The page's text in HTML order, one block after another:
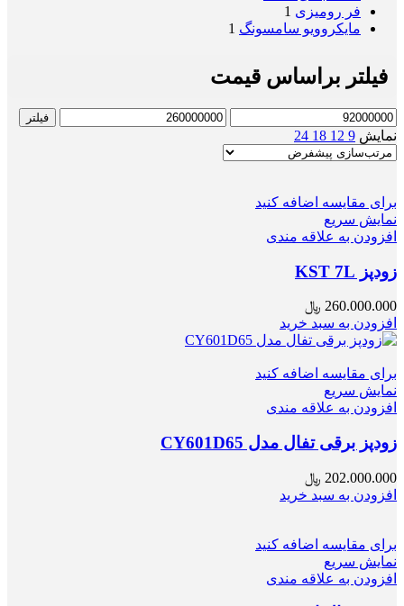
فر رومیزی 1
مایکروویو سامسونگ 1
فیلتر براساس قیمت
حداقل
قیمت
حداکثر
فیلتر
نمایش 9
12
18
24
برای مقایسه اضافه کنید
نمایش سریع
افزودن به علاقه مندی
زودپز KST 7L
260.000.000 ﷼
افزودن به سبد خرید
برای مقایسه اضافه کنید
نمایش سریع
افزودن به علاقه مندی
زودپز برقی تفال مدل CY601D65
202.000.000 ﷼
افزودن به سبد خرید
برای مقایسه اضافه کنید
نمایش سریع
افزودن به علاقه مندی